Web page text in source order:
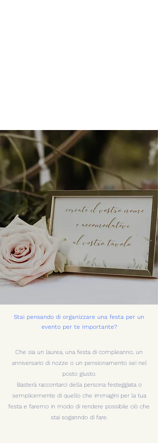
Stai pensando di organizzare una festa per un
evento per te importante?
Che sia un laurea, una festa di compleanno, un
anniversario di nozze o un pensionamento sei nel
posto giusto.
Basterà raccontarci della persona festeggiata o
semplicemente di quello che immagini per la tua
festa e faremo in modo di rendere possibile ciò che
stai soganndo di fare.